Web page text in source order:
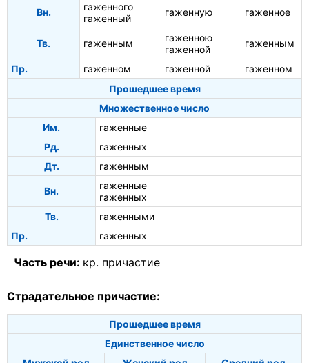
Вн.
гаженного
гаженный
гаженную гаженное
Тв. гаженным
гаженною
гаженной
гаженным
Пр. гаженном гаженной
гаженном
Прошедшее время
Множественное число
Им.
гаженные
Рд.
гаженных
Дт.
гаженным
Вн.
гаженные
гаженных
Тв.
гаженными
Пр.
гаженных
Часть речи: кр. причастие
Страдательное причастие:
Прошедшее время
Единственное число